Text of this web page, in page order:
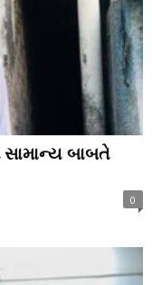
સામાન્ય બાબતે
0